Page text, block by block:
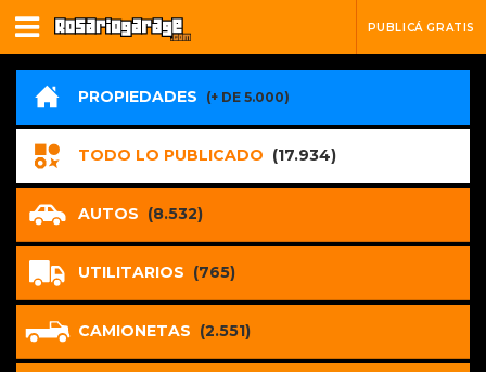
PUBLICÁ GRATIS
PROPIEDADES (+ DE 5.000)
TODO LO PUBLICADO (17.934)
AUTOS (8.532)
UTILITARIOS (765)
CAMIONETAS (2.551)